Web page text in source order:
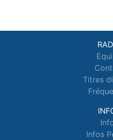
Titres
Infos